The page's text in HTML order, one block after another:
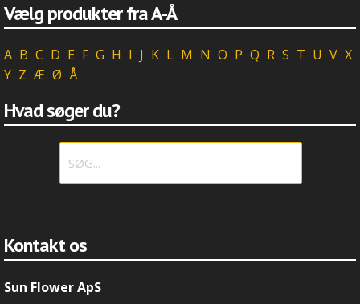
Vælg produkter fra A-Å
A B C D E F G H I J K L M N O P Q R S T U V X
Y Z Æ Ø Å
Hvad søger du?
Kontakt os
Sun Flower ApS